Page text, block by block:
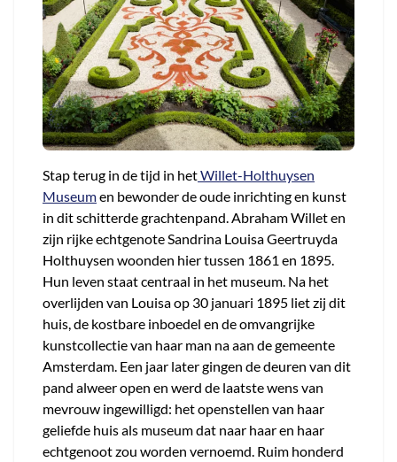
Stap terug in de tijd in hetWillet-Holthuysen
Museumen bewonder de oude inrichting en kunst
in dit schitterde grachtenpand. Abraham Willet en
zijn rijke echtgenote Sandrina Louisa Geertruyda
Holthuysen woonden hier tussen 1861 en 1895.
Hun leven staat centraal in het museum. Na het
overlijden van Louisa op 30 januari 1895 liet zij dit
huis, de kostbare inboedel en de omvangrijke
kunstcollectie van haar man na aan de gemeente
Amsterdam. Een jaar later gingen de deuren van dit
pand alweer open en werd de laatste wens van
mevrouw ingewilligd: het openstellen van haar
geliefde huis als museum dat naar haar en haar
echtgenoot zou worden vernoemd. Ruim honderd